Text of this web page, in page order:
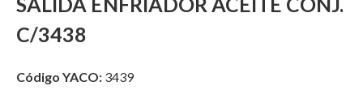
C/3438
Código YACO: 3439